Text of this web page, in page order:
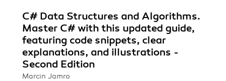
C# Data Structures and Algorithms.
Master C# with this updated guide,
featuring code snippets, clear
explanations, and illustrations -
Second Edition
Marcin Jamro